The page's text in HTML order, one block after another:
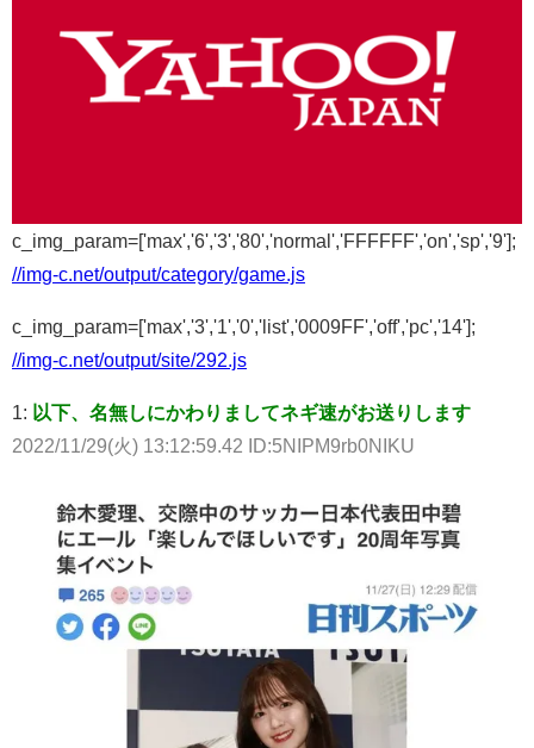
c_img_param=['max','6','3','80','normal','FFFFFF','on','sp','9'];
//img-c.net/output/category/game.js
c_img_param=['max','3','1','0','list','0009FF','off','pc','14'];
//img-c.net/output/site/292.js
1: 以下、名無しにかわりましてネギ速がお送りします
2022/11/29(火) 13:12:59.42 ID:5NIPM9rb0NIKU